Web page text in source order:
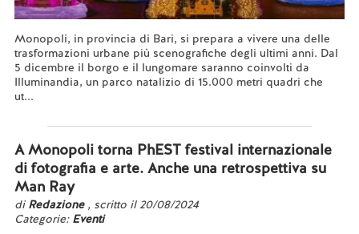
Monopoli, in provincia di Bari, si prepara a vivere una delle
trasformazioni urbane più scenografiche degli ultimi anni. Dal
5 dicembre il borgo e il lungomare saranno coinvolti da
Illuminandia, un parco natalizio di 15.000 metri quadri che
ut...
A Monopoli torna PhEST festival internazionale
di fotografia e arte. Anche una retrospettiva su
Man Ray
di Redazione , scritto il 20/08/2024
Categorie: Eventi